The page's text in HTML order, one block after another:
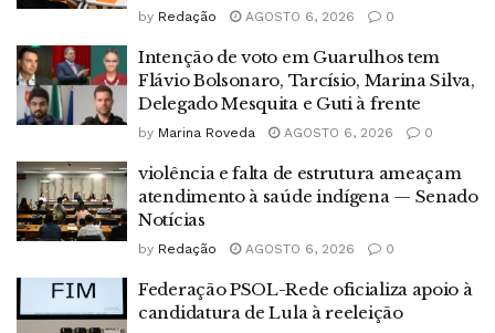
by Redação AGOSTO 6, 2026 0
Intenção de voto em Guarulhos tem
Flávio Bolsonaro, Tarcísio, Marina Silva,
Delegado Mesquita e Guti à frente
by Marina Roveda AGOSTO 6, 2026 0
violência e falta de estrutura ameaçam
atendimento à saúde indígena — Senado
Notícias
by Redação AGOSTO 6, 2026 0
Federação PSOL-Rede oficializa apoio à
candidatura de Lula à reeleição